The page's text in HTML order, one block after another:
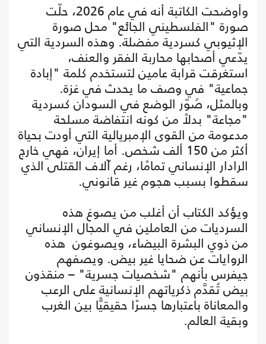
وأوضحت الكاتبة أنه في عام 2026، حلّت
صورة "الفلسطيني الجائع" محل صورة
الإثيوبي كسردية مفضلة. وهذه السردية التي
يدّعي أصحابها محاربة الفقر والعنف،
استغرقت قرابة عامين لتستخدم كلمة "إبادة
جماعية" في وصف ما يحدث في غزة.
وبالمثل، صُوّر الوضع في السودان كسردية
"مجاعة" بدلاً من كونه انتفاضة مسلحة
مدعومة من القوى الإمبريالية التي أودت بحياة
أكثر من 150 ألف شخص. أما إيران، فهي خارج
الرادار الإنساني تمامًا، رغم آلاف القتلى الذي
سقطوا بسبب هجوم غير قانوني.
ويؤكد الكتاب أن أغلب من يصوغ هذه
السرديات من العاملين في المجال الإنساني
من ذوي البشرة البيضاء، ويصوغون هذه
الروايات عن ضحايا غير بيض. ويصفهم
جيفرس بأنهم "شخصيات جسرية" – منقذون
بيض تُقدَّم ذكرياتهم الإنسانية على الرعب
والمعاناة باعتبارها جسرًا حقيقيًّا بين الغرب
وبقية العالم.